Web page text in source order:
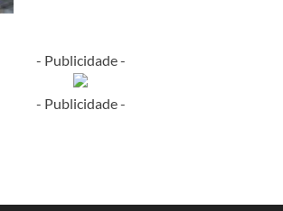
- Publicidade -
- Publicidade -